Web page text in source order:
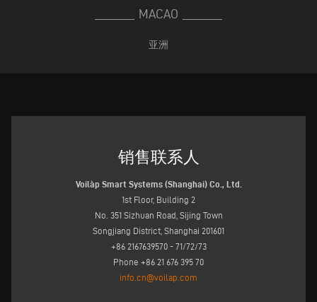
MACAO
亚洲
销售联系人
Voilàp Smart Systems (Shanghai) Co., Ltd.
1st Floor, Building 2
No. 351 Sizhuan Road, Sijing Town
Songjiang District, Shanghai 201601
+86 2167639570 - 71/72/73
Phone +86 21 676 395 70
info.cn@voilap.com